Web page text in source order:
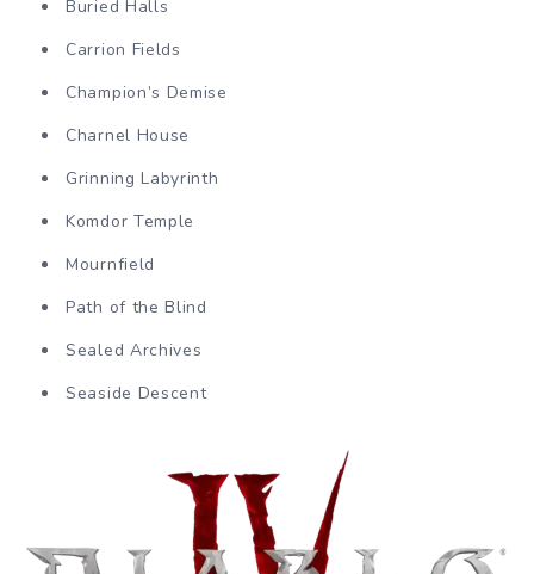
Buried Halls
Carrion Fields
Champion’s Demise
Charnel House
Grinning Labyrinth
Komdor Temple
Mournfield
Path of the Blind
Sealed Archives
Seaside Descent